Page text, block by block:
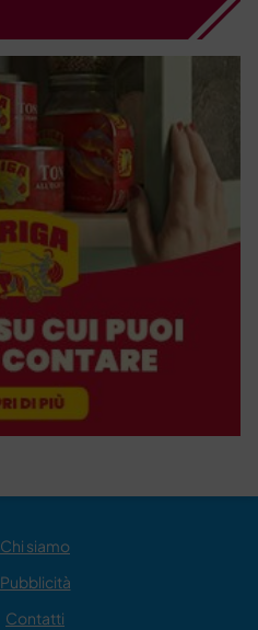
Chi siamo
Pubblicità
Contatti